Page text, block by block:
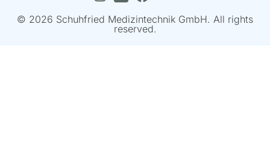
© 2026 Schuhfried Medizintechnik GmbH. All rights
reserved.